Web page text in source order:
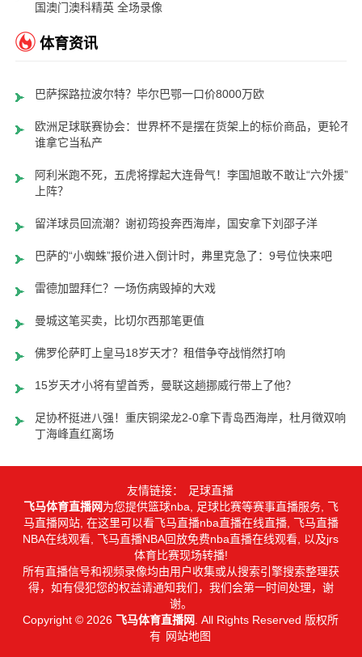
国澳门澳科精英 全场录像
体育资讯
巴萨探路拉波尔特？毕尔巴鄂一口价8000万欧
欧洲足球联赛协会：世界杯不是摆在货架上的标价商品，更轮不到
谁拿它当私产
阿利米跑不死，五虎将撑起大连骨气！李国旭敢不敢让“六外援”齐
上阵？
留洋球员回流潮？谢初筠投奔西海岸，国安拿下刘邵子洋
巴萨的“小蜘蛛”报价进入倒计时，弗里克急了：9号位快来吧
雷德加盟拜仁？一场伤病毁掉的大戏
曼城这笔买卖，比切尔西那笔更值
佛罗伦萨盯上皇马18岁天才？租借争夺战悄然打响
15岁天才小将有望首秀，曼联这趟挪威行带上了他？
足协杯挺进八强！重庆铜梁龙2-0拿下青岛西海岸，杜月徵双响，
丁海峰直红离场
友情链接：
足球直播
飞马体育直播网为您提供篮球nba, 足球比赛等赛事直播服务, 飞
马直播网站, 在这里可以看飞马直播nba直播在线直播, 飞马直播
NBA在线观看, 飞马直播NBA回放免费nba直播在线观看, 以及jrs
体育比赛现场转播!
所有直播信号和视频录像均由用户收集或从搜索引擎搜索整理获
得，如有侵犯您的权益请通知我们，我们会第一时间处理，谢
谢。
Copyright © 2026 飞马体育直播网
. All Rights Reserved 版权所
有 网站地图